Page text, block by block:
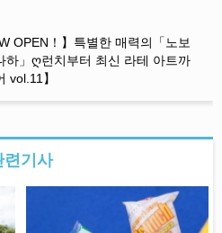
OPEN！】특별한 매력의「노보
하」ღ런치부터 최신 라테 아트까
vol.11】
련기사